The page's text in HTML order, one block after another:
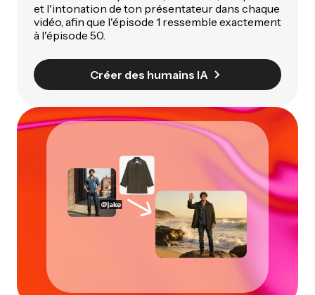
et l'intonation de ton présentateur dans chaque
vidéo, afin que l'épisode 1 ressemble exactement
à l'épisode 50.
Créer des humains IA